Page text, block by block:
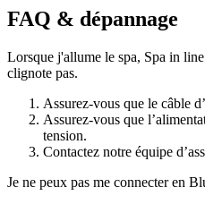
FAQ & dépannage
Lorsque j'allume le spa, Spa in
clignote pas.
Assurez-vous que le câble
Assurez-vous que
tension.
Contactez notre équipe
Je ne peux pas me connecter en